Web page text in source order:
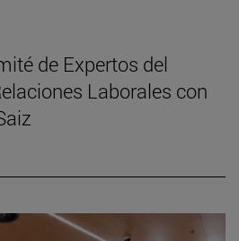
de Expertos del
Laborales con